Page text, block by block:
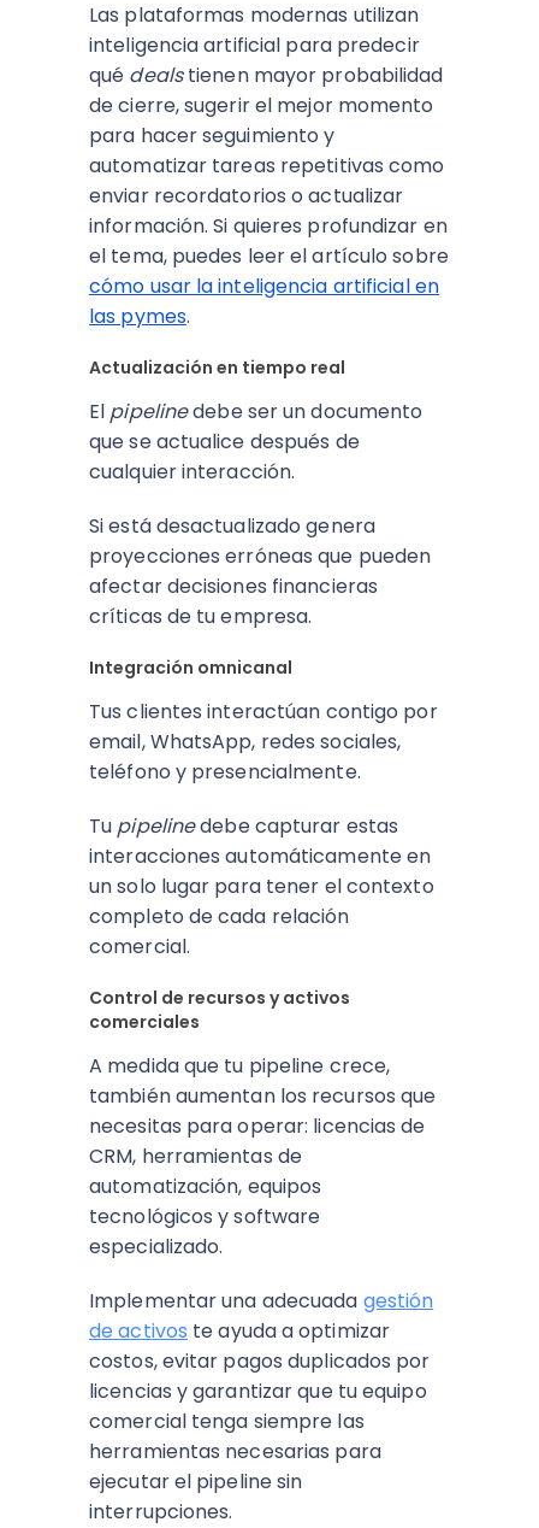
Las plataformas modernas utilizan
inteligencia artificial para predecir
qué dealstienen mayor probabilidad
de cierre, sugerir el mejor momento
para hacer seguimiento y
automatizar tareas repetitivas como
enviar recordatorios o actualizar
información. Si quieres profundizar en
el tema, puedes leer el artículo sobre
cómo usar la inteligencia artificial en
las pymes.
Actualización en tiempo real
El pipelinedebe ser un documento
que se actualice después de
cualquier interacción.
Si está desactualizado genera
proyecciones erróneas que pueden
afectar decisiones financieras
críticas de tu empresa.
Integración omnicanal
Tus clientes interactúan contigo por
email, WhatsApp, redes sociales,
teléfono y presencialmente.
Tu pipelinedebe capturar estas
interacciones automáticamente en
un solo lugar para tener el contexto
completo de cada relación
comercial.
Control de recursos y activos
comerciales
A medida que tu pipeline crece,
también aumentan los recursos que
necesitas para operar: licencias de
CRM, herramientas de
automatización, equipos
tecnológicos y software
especializado.
Implementar una adecuada gestión
de activos te ayuda a optimizar
costos, evitar pagos duplicados por
licencias y garantizar que tu equipo
comercial tenga siempre las
herramientas necesarias para
ejecutar el pipeline sin
interrupciones.